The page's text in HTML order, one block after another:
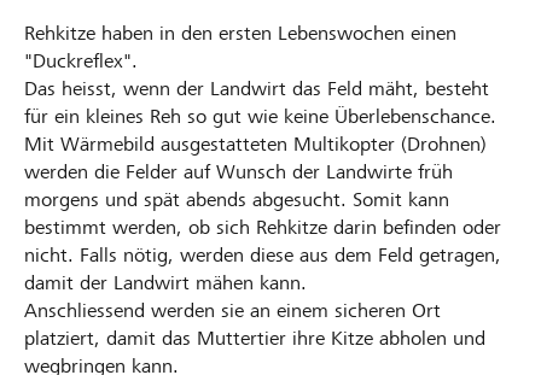
Rehkitze haben in den ersten Lebenswochen einen
"Duckreflex".
Das heisst, wenn der Landwirt das Feld mäht, besteht
für ein kleines Reh so gut wie keine Überlebenschance.
Mit Wärmebild ausgestatteten Multikopter (Drohnen)
werden die Felder auf Wunsch der Landwirte früh
morgens und spät abends abgesucht. Somit kann
bestimmt werden, ob sich Rehkitze darin befinden oder
nicht. Falls nötig, werden diese aus dem Feld getragen,
damit der Landwirt mähen kann.
Anschliessend werden sie an einem sicheren Ort
platziert, damit das Muttertier ihre Kitze abholen und
wegbringen kann.